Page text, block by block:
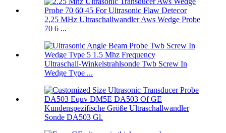
2,25 MHz Ultraschallwandler Aws Wedge Probe
70 6 ...
Ultraschall-Winkelstrahlsonde Twb Screw In
Wedge Type ...
Kundenspezifische Größe Ultraschallwandler
Sonde DA503 Gl.